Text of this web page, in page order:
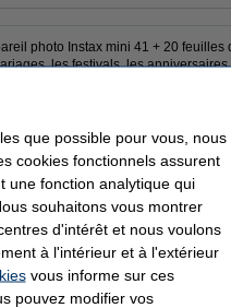
photo Instax mini 41 + 20
les festivals, les
et prend des photos claires
dans l'étui de transport adapté,
tangibles en quelques
que possible pour vous, nous
cookies fonctionnels assurent
une fonction analytique qui
souhaitons vous montrer
d'intérêt et nous voulons
à l'intérieur et à l'extérieur
vous informe sur ces
pouvez modifier vos